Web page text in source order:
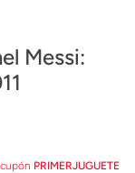
Messi:
PRIMERJUGUETE